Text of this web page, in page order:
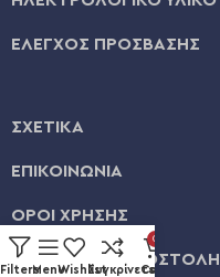
ΕΛΕΓΧΟΣ ΠΡΟΣΒΑΣΗΣ
ΣΧΕΤΙΚΑ
ΕΠΙΚΟΙΝΩΝΙΑ
ΟΡΟΙ ΧΡΗΣΗΣ
ΠΛΗΡΩΜΗ & ΑΠΟΣΤΟΛΗ
FiltersMenuWishlistΣυγκρίνετε
0
Cart